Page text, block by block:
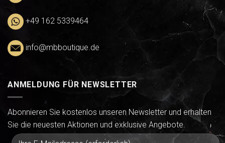
+49 162 5339464
info@mbboutique.de
ANMELDUNG FÜR NEWSLETTER
Abonnieren Sie kostenlos unseren Newsletter und erhalten
Sie die neuesten Aktionen und exklusive Angebote.